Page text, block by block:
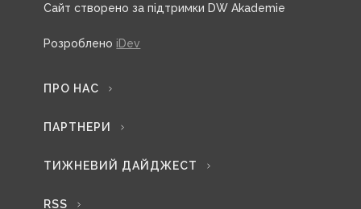
Сайт створено за підтримки DW Akademie
Розроблено iDev
ПРО НАС
ПАРТНЕРИ
ТИЖНЕВИЙ ДАЙДЖЕСТ
RSS